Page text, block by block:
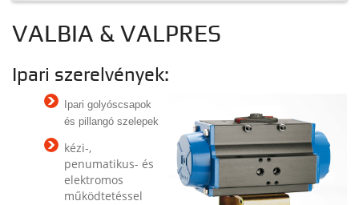
VALBIA & VALPRES
Ipari szerelvények:
Ipari golyóscsapok
és pillangó szelepek
kézi-,
penumatikus- és
elektromos
működtetéssel